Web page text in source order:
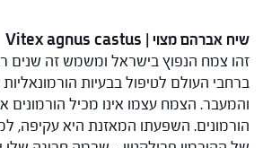
שיח אברהם מצוי | Vitex agnus castus
זהו צמח הנפוץ בישראל ומשמש זה שנים
ברחבי העולם לטיפול בבעיות הורמונאליות
והמעבר. הצמח עצמו אינו מכיל הורמונים
הורמונים. השפעתו המאזנת היא עקיפה,